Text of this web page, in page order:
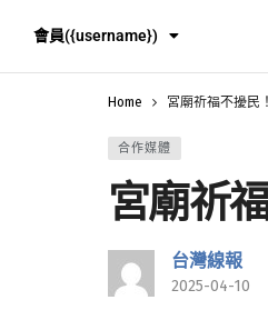
會員({username})
Home 宮廟祈福不擾民
合作媒體
宮廟祈
台灣線報
2025-04-10